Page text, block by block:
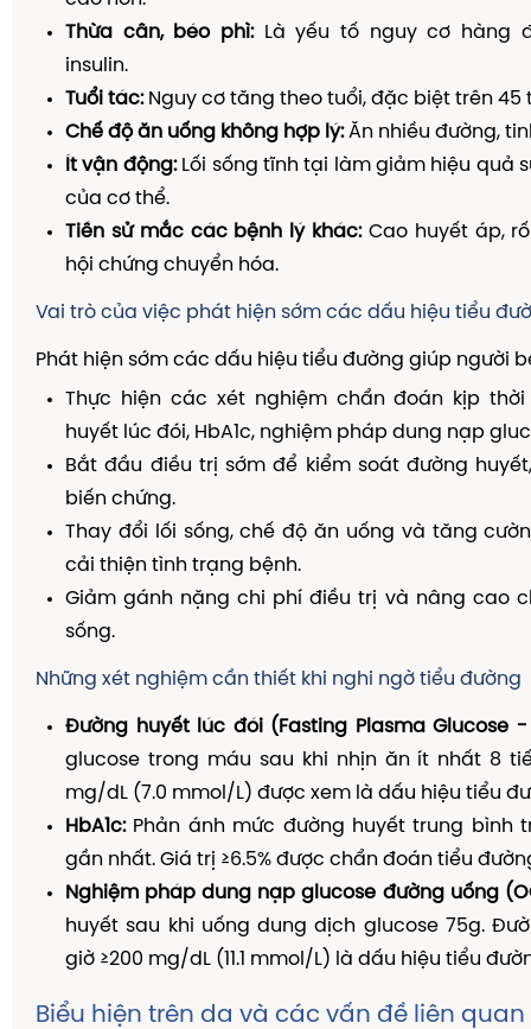
Thừa cân, béo phì:Là yếu tố nguy cơ hàng
insulin.
Tuổi tác:Nguy cơ tăng theo tuổi, đặc biệt trên 45
Chế độ ăn uống không hợp lý:Ăn nhiều đường,
Ít vận động:Lối sống tĩnh tại làm giảm hiệu quả
của cơ thể.
Tiền sử mắc các bệnh lý khác:Cao huyết áp,
hội chứng chuyển hóa.
Vai trò của việc phát hiện sớm các dấu hiệu tiểu
Phát hiện sớm các dấu hiệu tiểu đường giúp người
Thực hiện các xét nghiệm chẩn đoán kịp
huyết lúc đói, HbA1c, nghiệm pháp dung nạp
Bắt đầu điều trị sớm để kiểm soát đường
biến chứng.
Thay đổi lối sống, chế độ ăn uống và tăng
cải thiện tình trạng bệnh.
Giảm gánh nặng chi phí điều trị và nâng cao
sống.
Những xét nghiệm cần thiết khi nghi ngờ tiểu đường
Đường huyết lúc đói (Fasting Plasma Glucose -
glucose trong máu sau khi nhịn ăn ít nhất 8
mg/dL (7.0 mmol/L) được xem là dấu hiệu tiểu
HbA1c:Phản ánh mức đường huyết trung bình
gần nhất. Giá trị ≥6.5% được chẩn đoán tiểu
Nghiệm pháp dung nạp glucose đường uống
huyết sau khi uống dung dịch glucose 75g.
giờ ≥200 mg/dL (11.1 mmol/L) là dấu hiệu tiểu
Biểu hiện trên da và các vấn đề liên quan